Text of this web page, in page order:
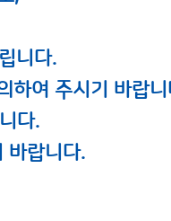
니다.
하여 주시기 바랍니
다.
바랍니다.